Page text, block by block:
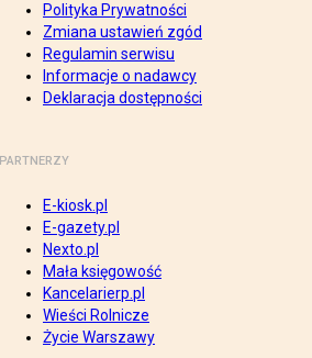
Polityka Prywatności
Zmiana ustawień zgód
Regulamin serwisu
Informacje o nadawcy
Deklaracja dostępności
PARTNERZY
E-kiosk.pl
E-gazety.pl
Nexto.pl
Mała księgowość
Kancelarierp.pl
Wieści Rolnicze
Życie Warszawy